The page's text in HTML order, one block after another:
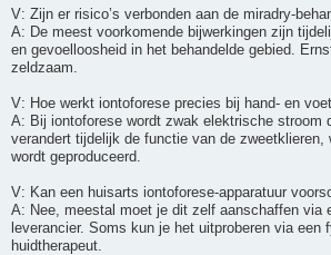
V: Zijn er risico’s verbonden aan de miradry-
A: De meest voorkomende bijwerkingen zijn
en gevoelloosheid in het behandelde gebied.
zeldzaam.
V: Hoe werkt iontoforese precies bij hand- en
A: Bij iontoforese wordt zwak elektrische stroom
verandert tijdelijk de functie van de zweetklieren,
wordt geproduceerd.
V: Kan een huisarts iontoforese-apparatuur
A: Nee, meestal moet je dit zelf aanschaffen via
leverancier. Soms kun je het uitproberen via een
huidtherapeut.